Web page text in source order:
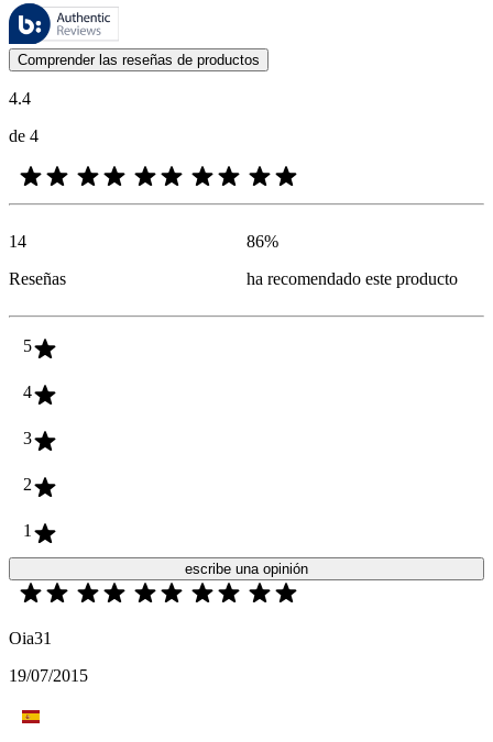
Estas reseñas las gestiona Bazaarvoice y cumplen con la política de
Las opiniones de los clientes en forma de reseñas de productos y
Comprender las reseñas de productos
4.4
de 4
14
Reseñas
86%
ha recomendado este producto
5
4
3
2
1
escribe una opinión
Oia31
19/07/2015